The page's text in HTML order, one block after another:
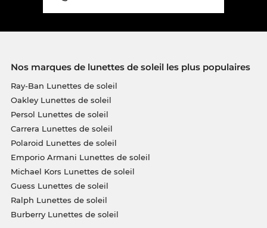
Nos marques de lunettes de soleil les plus populaires
Ray-Ban Lunettes de soleil
Oakley Lunettes de soleil
Persol Lunettes de soleil
Carrera Lunettes de soleil
Polaroid Lunettes de soleil
Emporio Armani Lunettes de soleil
Michael Kors Lunettes de soleil
Guess Lunettes de soleil
Ralph Lunettes de soleil
Burberry Lunettes de soleil